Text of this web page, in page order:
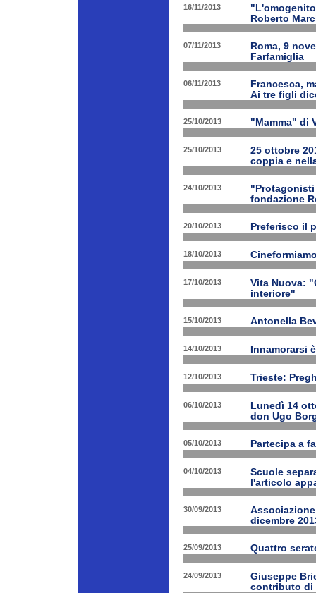
16/11/2013
Roberto
07/11/2013
Roma, 9
Farfamiglia
06/11/2013
Francesca,
Ai tre figli
25/10/2013 "Mamma" di
25/10/2013
25 ottobre
coppia e
24/10/2013
fondazione
20/10/2013 Preferisco il
18/10/2013
17/10/2013
Vita Nuova:
interiore"
15/10/2013 Antonella
14/10/2013 Innamorarsi
12/10/2013 Trieste:
06/10/2013
Lunedì 14
don Ugo
05/10/2013 Partecipa a
04/10/2013
Scuole
l'articolo
30/09/2013
dicembre
25/09/2013 Quattro
24/09/2013
Giuseppe
contributo di